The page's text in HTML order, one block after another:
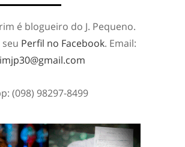
é blogueiro do J. Pequeno.
seu Perfil no Facebook. Email:
(098) 98297-8499